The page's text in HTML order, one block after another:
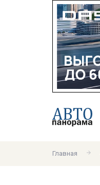
Главная